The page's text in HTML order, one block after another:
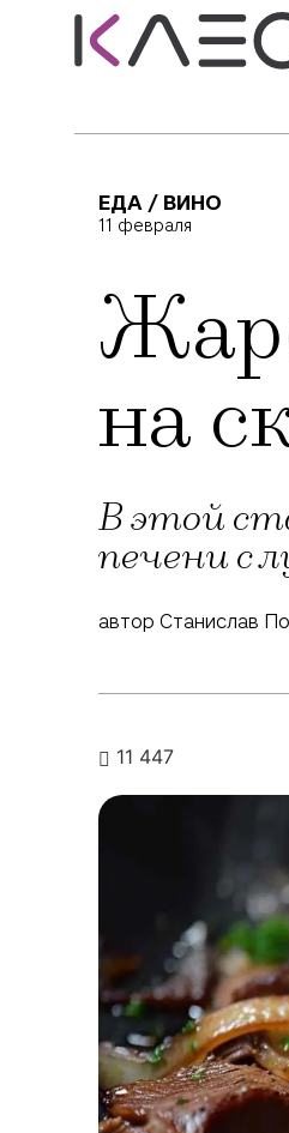
ЕДА / ВИНО
11 февраля
на
В этой
печени с
автор Станислав
11 447